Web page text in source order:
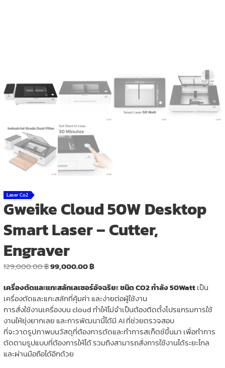
Laser Co2
Gweike Cloud 50W Desktop
Smart Laser – Cutter,
Engraver
129,000.00฿Original
was:
129,000.00 ฿.
99,000.00฿Current
is:
99,000.00 ฿.
เครื่องตัดและแกะสลักเลเซอร์อัจฉริยะ ชนิด CO2 กำลัง 50Wattเป็น
เครื่องตัดและแกะสลักที่คุ้มค่า และง่ายต่อผู้ใช้งาน
การสั่งใช้งานเครื่องบน cloud ทำให้ไม่จำเป็นต้องติดตั้งโปรแกรมการใช้
งานให้ยุ่งยากเลย และการพัฒนานี้ได้มี AI ที่ช่วยตรวจสอบ
ที่จะวาดรูปภาพบนวัสดุที่ต้องการตัดและทำการสเก็ตช์ขึ้นมา เพื่อทำการ
ตัดตามรูปแบบที่ต้องการให้ได้ รวมถึงสามารถสั่งการใช้งานได้ระยะไกล
และผ่านมือถือได้อีกด้วย